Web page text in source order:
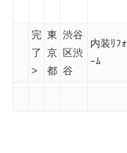
完
了
>
東
京
都
渋谷
区渋
谷
内装ﾘﾌｫ
ｰﾑ